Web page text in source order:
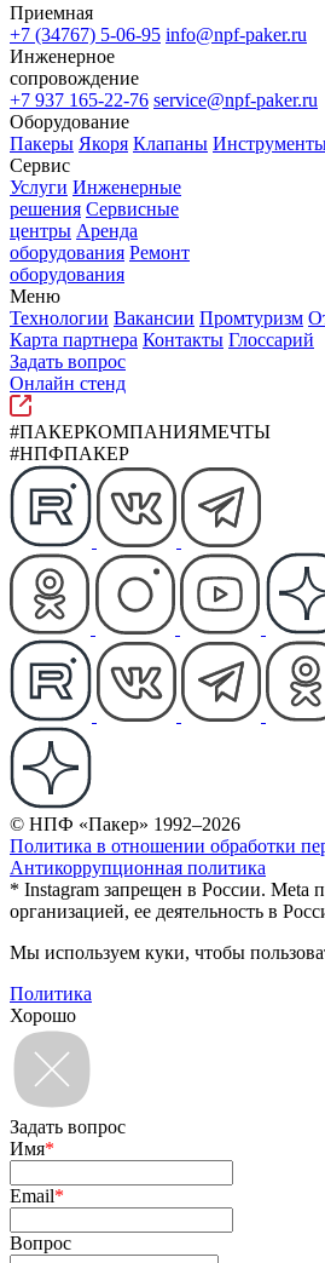
Приемная
+7 (34767) 5-06-95 info@npf-paker.ru
Инженерное
сопровождение
+7 937 165-22-76 service@npf-paker.ru
Оборудование
Пакеры Якоря Клапаны
Сервис
Услуги Инженерные
решения Сервисные
центры Аренда
оборудования Ремонт
оборудования
Меню
Технологии Вакансии Промтуризм
Карта партнера Контакты Глоссарий
Задать вопрос
Онлайн стенд
#ПАКЕРКОМПАНИЯМЕЧТЫ
#НПФПАКЕР
© НПФ «Пакер» 1992–2026
Политика в отношении обработки
Антикоррупционная политика
* Instagram запрещен в России. Meta
организацией, ее деятельность в
Мы используем куки, чтобы
Политика
Хорошо
Задать вопрос
Имя*
Email*
Вопрос